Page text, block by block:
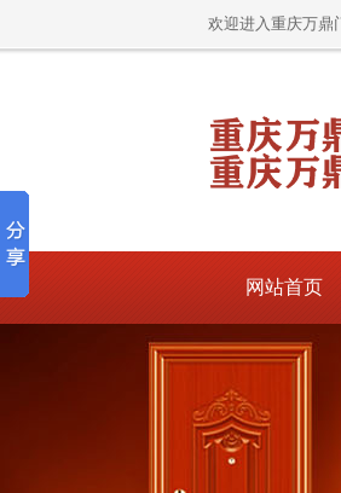
欢迎进入重庆万鼎
网站首页